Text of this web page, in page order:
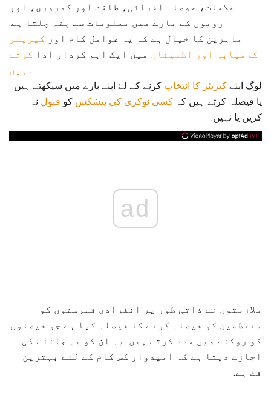
علامات، حوصلہ افزائی، طاقت اور کمزوری، اور
رویوں کے بارے میں معلومات سے پتہ چلتا ہے.
ماہرین کا خیال ہے کہ یہ عوامل کام اور کیریئر
کامیابی اور اطمینان میں ایک اہم کردار ادا کرتے
ہیں .
لوگ اپنے کیریئر کا انتخاب کرنے کے لۓ اپنے بارے میں سیکھتے ہیں
یا فیصلہ کرتے ہیں کہ کسی نوکری کی پیشکش کو قبول نہ
کریں یا نہیں.
ad
ملازمتوں نے ذاتی طور پر انفرادی فہرستوں کو
منتظمین کو فیصلہ کرنے کا فیصلہ کیا ہے جو فیصلوں
کو روکنے میں مدد کرتے ہیں. یہ ان کو یہ جاننے کی
اجازت دیتا ہے کہ امیدوار کس کام کے لئے بہترین
فٹ ہے.